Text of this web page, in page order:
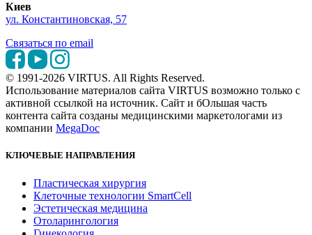
Киев
ул. Константиновская, 57
Связаться по email
© 1991-2026 VIRTUS. All Rights Reserved.
Использование материалов сайта VIRTUS возможно только с
активной ссылкой на источник. Сайт и бОльшая часть
контента сайта созданы медицинскими маркетологами из
компании MegaDoc
КЛЮЧЕВЫЕ НАПРАВЛЕНИЯ
Пластическая хирургия
Клеточные технологии SmartCell
Эстетическая медицина
Отоларингология